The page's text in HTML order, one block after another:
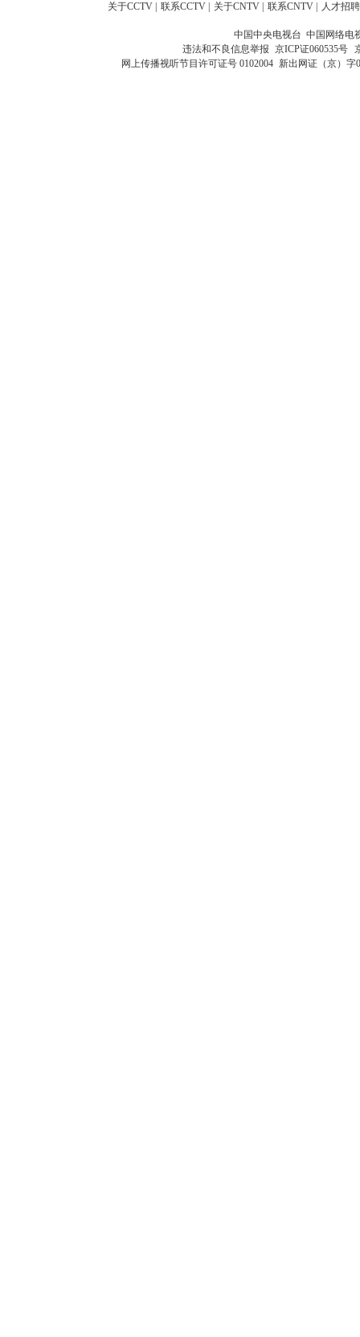
关于CCTV 联系CCTV 关于CNTV 联系CNTV 人才招聘
中国中央电视台 中国网络电
违法和不良信息举报 京ICP证060535号
网上传播视听节目许可证号 0102004 新出网证（京）